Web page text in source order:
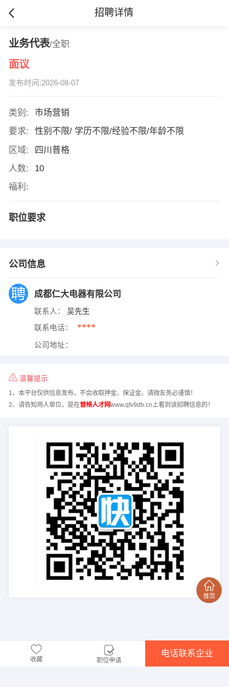
招聘详情
业务代表/全职
面议
发布时间:2026-08-07
类别:
市场营销
要求:
性别不限/ 学历不限/经验不限/年龄不限
区域:
四川普格
人数:
10
福利:
职位要求
公司信息
成都仁大电器有限公司
联系人： 吴先生
联系电话： ****
公司地址：
温馨提示
1、本平台仅供信息发布，不会收取押金、保证金，请微友务必谨慎！
2、请告知用人单位，是在普格人才网www.qfv9db.cn上看到该招聘信息的！
收藏 职位申请
电话联系企业